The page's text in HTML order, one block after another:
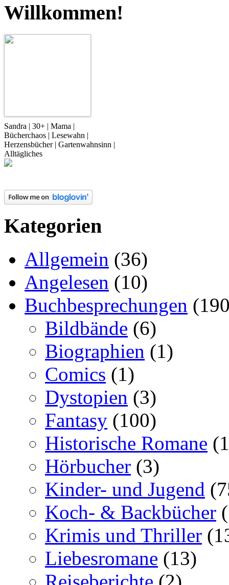
Willkommen!
Sandra | 30+ | Mama |
Bücherchaos | Lesewahn |
Herzensbücher | Gartenwahnsinn |
Alltägliches
Kategorien
Allgemein (36)
Angelesen (10)
Buchbesprechungen
Bildbände (6)
Biographien (1)
Comics (1)
Dystopien (3)
Fantasy (100)
Historische Romane
Hörbucher (3)
Kinder- und Jugend
Koch- & Backbücher
Krimis und Thriller
Liebesromane (13)